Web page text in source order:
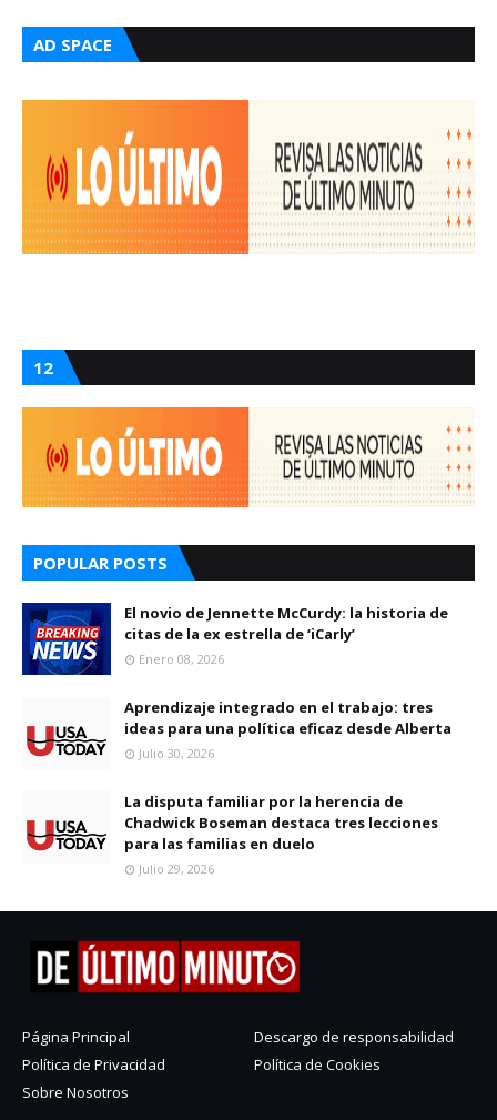
AD SPACE
12
POPULAR POSTS
El novio de Jennette McCurdy: la historia de
citas de la ex estrella de ‘iCarly’
Enero 08, 2026
Aprendizaje integrado en el trabajo: tres
ideas para una política eficaz desde Alberta
Julio 30, 2026
La disputa familiar por la herencia de
Chadwick Boseman destaca tres lecciones
para las familias en duelo
Julio 29, 2026
Página Principal
Descargo de responsabilidad
Política de Privacidad
Política de Cookies
Sobre Nosotros